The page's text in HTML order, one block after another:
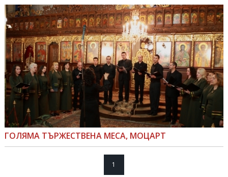
ГОЛЯМА ТЪРЖЕСТВЕНА МЕСА, МОЦАРТ
1